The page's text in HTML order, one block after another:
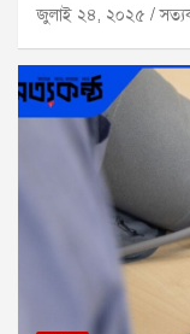
জুলাই ২৪, ২০২৫